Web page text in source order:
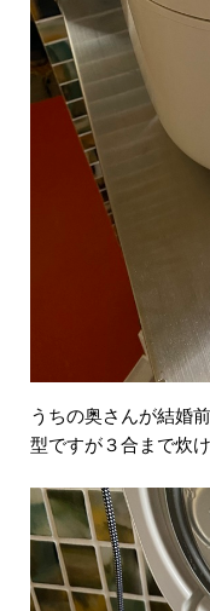
うちの奥さんが結婚
型ですが３合まで炊け